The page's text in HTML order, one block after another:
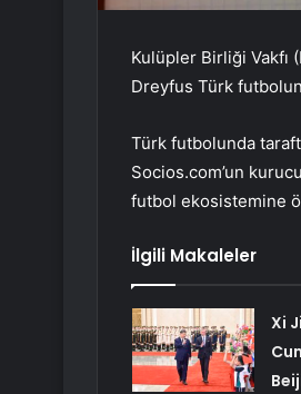
Kulüpler Birliği Vakfı
Dreyfus Türk
Türk futbolunda
Socios.com’un
futbol ekosistemine
İlgili Makaleler
Xi